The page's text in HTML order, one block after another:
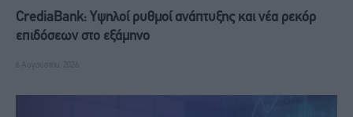
CrediaBank: Υψηλοί ρυθμοί ανάπτυξης και νέα ρεκόρ
επιδόσεων στο εξάμηνο
6 Αυγούστου, 2026